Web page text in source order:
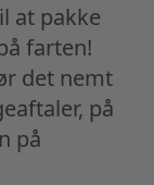
at pakke
farten!
det nemt
på
på